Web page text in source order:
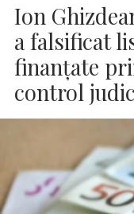
Ion
a falsificat
finanțate
control